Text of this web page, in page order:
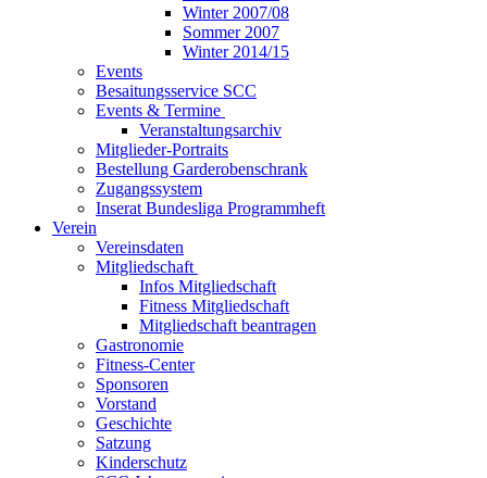
Winter 2007/08
Sommer 2007
Winter 2014/15
Events
Besaitungsservice SCC
Events & Termine
Veranstaltungsarchiv
Mitglieder-Portraits
Bestellung Garderobenschrank
Zugangssystem
Inserat Bundesliga Programmheft
Verein
Vereinsdaten
Mitgliedschaft
Infos Mitgliedschaft
Fitness Mitgliedschaft
Mitgliedschaft beantragen
Gastronomie
Fitness-Center
Sponsoren
Vorstand
Geschichte
Satzung
Kinderschutz